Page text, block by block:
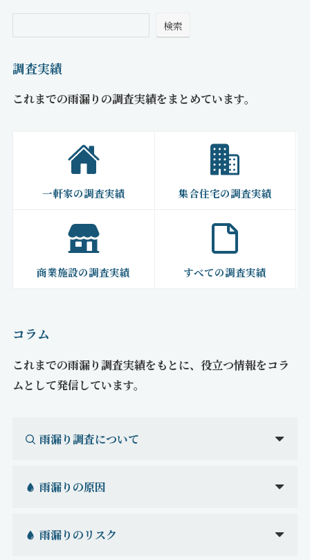
検索
調査実績
これまでの雨漏りの調査実績をまとめています。
一軒家の調査実績 集合住宅の調査実績
商業施設の調査実績 すべての調査実績
コラム
これまでの雨漏り調査実績をもとに、役立つ情報をコラ
ムとして発信しています。
雨漏り調査について
雨漏りの原因
雨漏りのリスク